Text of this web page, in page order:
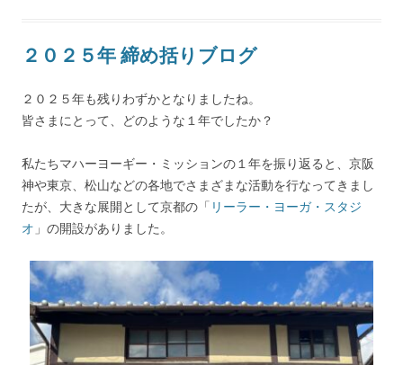
２０２５年 締め括りブログ
２０２５年も残りわずかとなりましたね。
皆さまにとって、どのような１年でしたか？
私たちマハーヨーギー・ミッションの１年を振り返ると、京阪
神や東京、松山などの各地でさまざまな活動を行なってきまし
たが、大きな展開として京都の「 リーラー・ヨーガ・スタジ
オ 」の開設がありました。